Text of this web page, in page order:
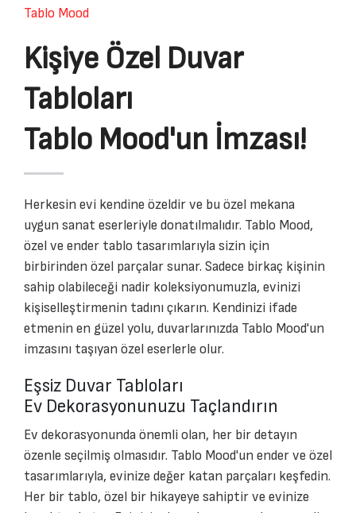
Tablo Mood
Kişiye Özel Duvar
Tabloları
Tablo Mood'un İmzası!
Herkesin evi kendine özeldir ve bu özel mekana
uygun sanat eserleriyle donatılmalıdır. Tablo Mood,
özel ve ender tablo tasarımlarıyla sizin için
birbirinden özel parçalar sunar. Sadece birkaç kişinin
sahip olabileceği nadir koleksiyonumuzla, evinizi
kişiselleştirmenin tadını çıkarın. Kendinizi ifade
etmenin en güzel yolu, duvarlarınızda Tablo Mood'un
imzasını taşıyan özel eserlerle olur.
Eşsiz Duvar Tabloları
Ev Dekorasyonunuzu Taçlandırın
Ev dekorasyonunda önemli olan, her bir detayın
özenle seçilmiş olmasıdır. Tablo Mood'un ender ve özel
tasarımlarıyla, evinize değer katan parçaları keşfedin.
Her bir tablo, özel bir hikayeye sahiptir ve evinize